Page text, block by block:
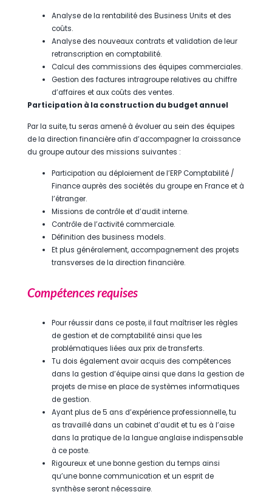
Analyse de la rentabilité des Business Units et des
coûts.
Analyse des nouveaux contrats et validation de leur
retranscription en comptabilité.
Calcul des commissions des équipes commerciales.
Gestion des factures intragroupe relatives au chiffre
d’affaires et aux coûts des ventes.
Participation à la construction du budget annuel
Par la suite, tu seras amené à évoluer au sein des équipes
de la direction financière afin d’accompagner la croissance
du groupe autour des missions suivantes :
Participation au déploiement de l’ERP Comptabilité /
Finance auprès des sociétés du groupe en France et à
l’étranger.
Missions de contrôle et d’audit interne.
Contrôle de l’activité commerciale.
Définition des business models.
Et plus généralement, accompagnement des projets
transverses de la direction financière.
Compétences requises
Pour réussir dans ce poste, il faut maîtriser les règles
de gestion et de comptabilité ainsi que les
problématiques liées aux prix de transferts.
Tu dois également avoir acquis des compétences
dans la gestion d’équipe ainsi que dans la gestion de
projets de mise en place de systèmes informatiques
de gestion.
Ayant plus de 5 ans d’expérience professionnelle, tu
as travaillé dans un cabinet d’audit et tu es à l’aise
dans la pratique de la langue anglaise indispensable
à ce poste.
Rigoureux et une bonne gestion du temps ainsi
qu’une bonne communication et un esprit de
synthèse seront nécessaire.